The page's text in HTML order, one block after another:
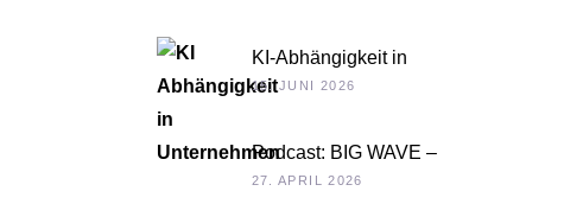
KI-Abhängigkeit in
Unternehmen
15. JUNI 2026
Podcast: BIG WAVE –
Unternehmenskultur
27. APRIL 2026